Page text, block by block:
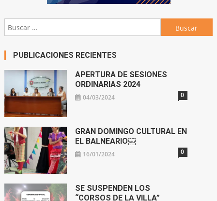
Buscar:
PUBLICACIONES RECIENTES
APERTURA DE SESIONES
ORDINARIAS 2024
04/03/2024 0
GRAN DOMINGO CULTURAL EN
EL BALNEARIO￼
16/01/2024 0
SE SUSPENDEN LOS
“CORSOS DE LA VILLA”